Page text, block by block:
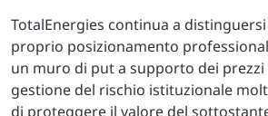
TotalEnergies continua a
proprio posizionamento
un muro di put a supporto dei
gestione del rischio istituzionale
di proteggere il valore del